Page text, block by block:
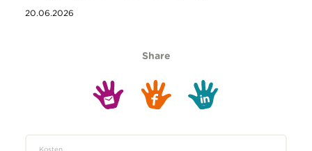
20.06.2026
Share
Kosten